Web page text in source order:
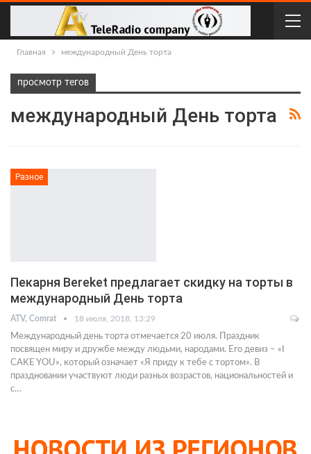
Главная международный День торта
просмотр тегов
международный День торта
Разное
Пекарня Bereket предлагает скидку на торты в
международный День торта
ATV, Comrat 18 июля, 2018, 13:29
Международный день торта отмечается 20 июля. Праздник
посвящен миру и дружбе между людьми, народами. Его девиз – «I
CAKE YOU», который означает «Я приду к тебе с тортом». В
праздновании участвуют люди разных возрастов, национальностей и
с…